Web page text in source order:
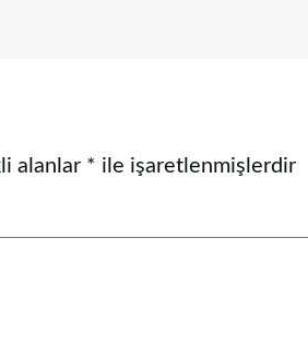
alanlar * ile işaretlenmişlerdir